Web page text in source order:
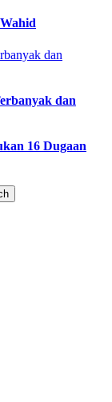
dan
16 Dugaan